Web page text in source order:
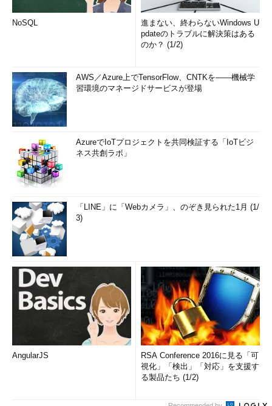
NoSQL
進まない、終わらないWindows U
pdateのトラブルに解決策はある
のか？ (1/2)
AWS／Azure上でTensorFlow、CNTKを――機械学
習環境のマネージドサービスが登場
AzureでIoTプロジェクトを共同検証する「IoTビジ
ネス共創ラボ」
「LINE」に「Webカメラ」、のぞき見られた1月 (1/
3)
AngularJS
RSA Conference 2016に見る「可
視化」「検出」「対応」を支援す
る製品たち (1/2)